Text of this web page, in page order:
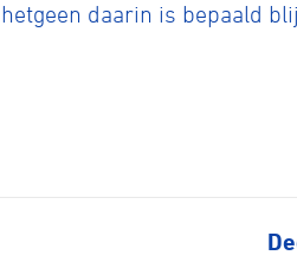
hetgeen daarin is bepaald